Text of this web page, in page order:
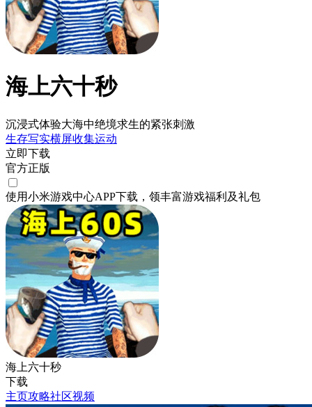
海上六十秒
沉浸式体验大海中绝境求生的紧张刺激
生存写实横屏收集运动
立即下载
官方正版
使用小米游戏中心APP下载 ，领丰富游戏福利 及礼包
海上六十秒
下载
主页攻略社区视频